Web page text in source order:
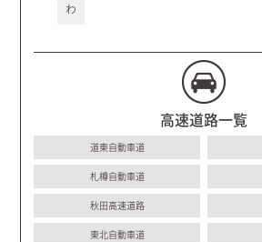
わ
高速道路一覧
道東自動車道
札樽自動車道
秋田高速道路
東北自動車道